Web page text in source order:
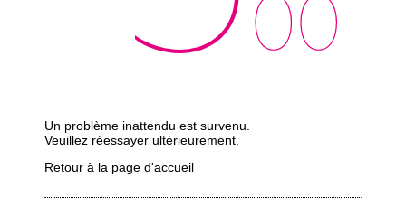
Un problème inattendu est survenu.
Veuillez réessayer ultérieurement.
Retour à la page d'accueil